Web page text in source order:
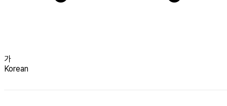
가
Korean